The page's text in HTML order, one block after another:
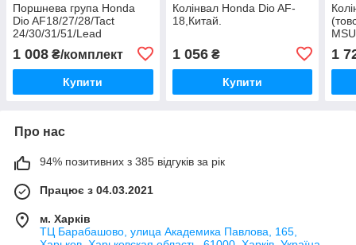
Поршнева група Honda
Dio AF18/27/28/Tact
24/30/31/51/Lead
1 008 ₴/комплект
Купити
Колінвал Honda Dio AF-
18,Китай.
1 056₴
Купити
1
Про нас
94% позитивних з 385 відгуків за рік
Працює з 04.03.2021
м. Харків
ТЦ Барабашово, улица Академика Павлова, 165,